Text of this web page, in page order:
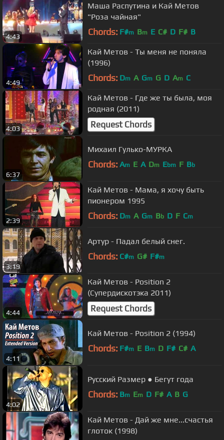
4:43
Маша Распутина и Кай Метов
"Роза чайная"
Chords: F#m Bm E C# D F# B
4:49
Кай Метов - Ты меня не поняла
(1996)
Chords: Dm A Gm G D Am C
4:03
Кай Метов - Где же ты была, моя
родная (2011)
Request Chords
6:37
Михаил Гулько-МУРКА
Chords: Am E A Dm Ebm F Bb
2:39
Кай Метов - Мама, я хочу быть
пионером 1995
Chords: Dm A Gm Bb D F Cm
3:19
Артур - Падал белый снег.
Chords: C#m G# F#m
4:44
Кай Метов - Position 2
(Супердискотэка 2011)
Request Chords
4:11
Кай Метов - Position 2 (1994)
Chords: F#m E Bm D F# C# A
4:02
Русский Размер ● Бегут года
Chords: Bm Em D F# A B G
Кай Метов - Дай же мне...счастья
глоток (1998)